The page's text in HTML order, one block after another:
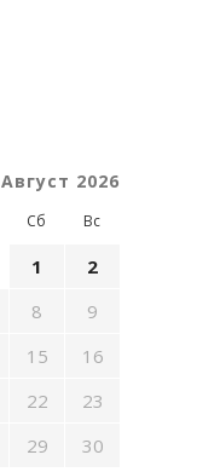
Август 2026
Сб Вс
1
2
8
9
15
16
22
23
29
30